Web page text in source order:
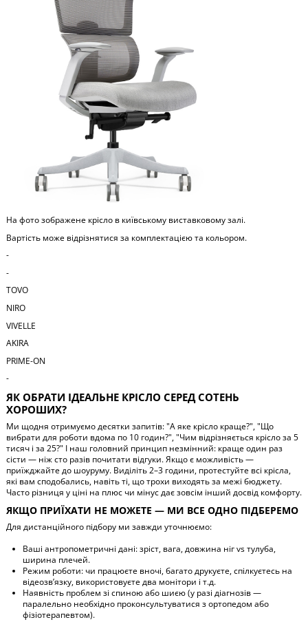
На фото зображене крісло в київському виставковому залі.
Вартість може відрізнятися за комплектацією та кольором.
-
-
TOVO
NIRO
VIVELLE
AKIRA
PRIME-ON
-
ЯК ОБРАТИ ІДЕАЛЬНЕ КРІСЛО СЕРЕД СОТЕНЬ
ХОРОШИХ?
Ми щодня отримуємо десятки запитів: "А яке крісло краще?", "Що
вибрати для роботи вдома по 10 годин?", "Чим відрізняється крісло за 5
тисяч і за 25?" І наш головний принцип незмінний: краще один раз
сісти — ніж сто разів почитати відгуки. Якщо є можливість —
приїжджайте до шоуруму. Виділіть 2–3 години, протестуйте всі крісла,
які вам сподобались, навіть ті, що трохи виходять за межі бюджету.
Часто різниця у ціні на плюс чи мінус дає зовсім інший досвід комфорту.
ЯКЩО ПРИЇХАТИ НЕ МОЖЕТЕ — МИ ВСЕ ОДНО ПІДБЕРЕМО
Для дистанційного підбору ми завжди уточнюємо:
Ваші антропометричні дані: зріст, вага, довжина ніг vs тулуба,
ширина плечей.
Режим роботи: чи працюєте вночі, багато друкуєте, спілкуєтесь на
відеозв’язку, використовуєте два монітори і т.д.
Наявність проблем зі спиною або шиєю (у разі діагнозів —
паралельно необхідно проконсультуватися з ортопедом або
фізіотерапевтом).